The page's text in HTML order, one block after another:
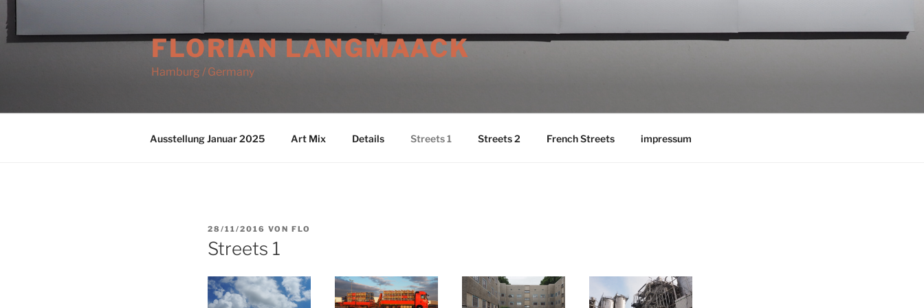
Inhalt
springen
FLORIAN LANGMAACK
Hamburg / Germany
Ausstellung Januar 2025 Art Mix Details Streets 1 Streets 2 French Streets impressum
VERÖFFENTLICHT
AM
28/11/2016 VON FLO
Streets 1